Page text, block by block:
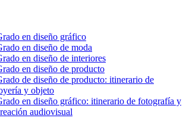
en diseño gráfico
en diseño de moda
en diseño de interiores
en diseño de producto
de diseño de producto: itinerario de
y objeto
en diseño gráfico: itinerario de fotografía y
audiovisual